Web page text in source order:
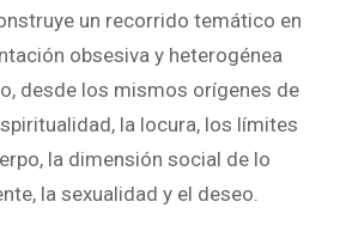
un recorrido temático en
obsesiva y heterogénea
desde los mismos orígenes de
la locura, los límites
la dimensión social de lo
la sexualidad y el deseo.